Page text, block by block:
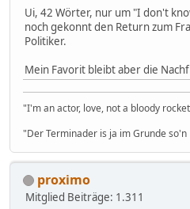
Ui, 42 Wörter, nur um "I don't
noch gekonnt den Return zum
Politiker.
Mein Favorit bleibt aber die
"I'm an actor, love, not a bloody
"Der Terminader is ja im Grunde so'n
proximo
Mitglied Beiträge: 1.311